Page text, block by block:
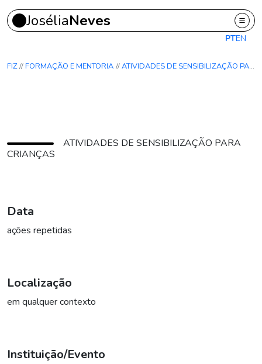
Ir para o conteúdo principal
JoséliaNeves
PTEN
FIZ FORMAÇÃO E MENTORIA ATIVIDADES DE SENSIBILIZAÇÃO PARA CRIANÇAS
ATIVIDADES DE SENSIBILIZAÇÃO PARA
CRIANÇAS
Data
ações repetidas
Localização
em qualquer contexto
Instituição/Evento